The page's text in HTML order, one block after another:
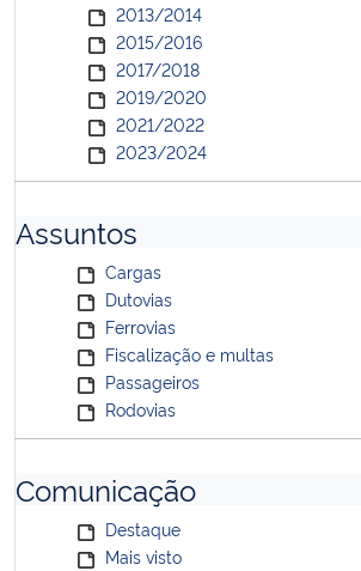
2013/2014
2015/2016
2017/2018
2019/2020
2021/2022
2023/2024
Assuntos
Cargas
Dutovias
Ferrovias
Fiscalização e multas
Passageiros
Rodovias
Comunicação
Destaque
Mais visto